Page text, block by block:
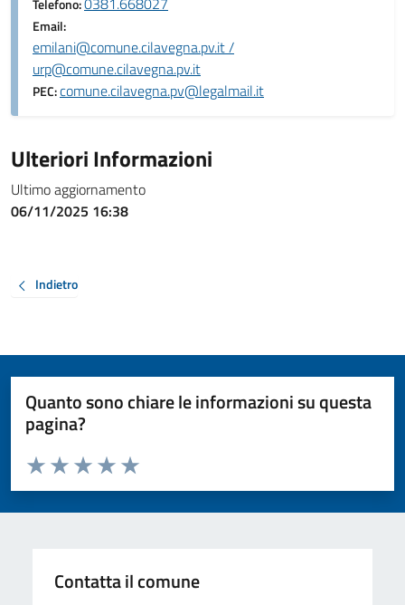
Telefono:
Email:
emilani@comune.cilavegna.pv.it /
urp@comune.cilavegna.pv.it
PEC:comune.cilavegna.pv@legalmail.it
Ulteriori Informazioni
Ultimo aggiornamento
06/11/2025 16:38
Indietro
Quanto sono chiare le informazioni su questa
pagina?
Valuta da 1 a 5 stelle la pagina
Valuta 5 stelle su 5
Valuta 4 stelle su 5
Valuta 3 stelle su 5
Valuta 2 stelle su 5
Valuta 1 stelle su 5
Contatta il comune